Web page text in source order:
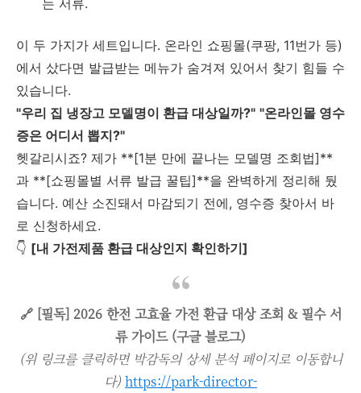
이 두 가지가 세트입니다. 온라인 쇼핑몰(쿠팡, 11번가 등)
에서 샀다면 발급받는 메뉴가 숨겨져 있어서 찾기 힘들 수
있습니다.
"우리 집 냉장고 모델명이 환급 대상일까?" "온라인몰 영수
증은 어디서 뽑지?"
헷갈리시죠? 제가 **[1분 만에 끝나는 모델명 조회법]**
과 **[쇼핑몰별 서류 발급 꿀팁]**을 완벽하게 정리해 뒀
습니다. 예산 소진돼서 마감되기 전에, 영수증 찾아서 바
로 신청하세요.
👇 [내 가전제품 환급 대상인지 확인하기]
🔗 [필독] 2026 한전 고효율 가전 환급 대상 조회 & 필수 서
류 가이드 (구글 블로그)
(위 링크를 클릭하면 박감독의 상세 분석 페이지로 이동합니
다) https://park-director-